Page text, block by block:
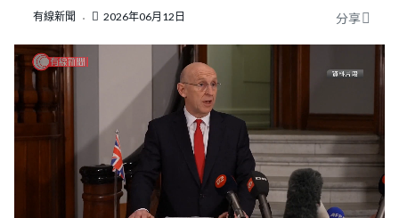
有線新聞 2026年06月12日 分享